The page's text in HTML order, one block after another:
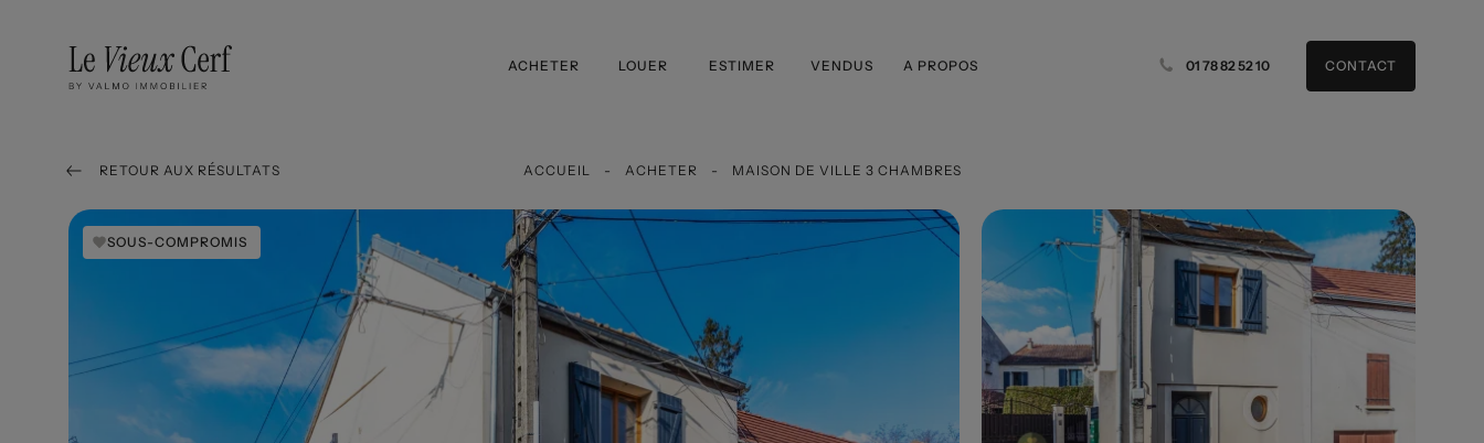
ACHETER LOUER ESTIMER VENDUS A PROPOS 01 78 82 52 10 CONTACT
ACCUEIL ACHETER MAISON DE VILLE 3 CHAMBRES
RETOUR AUX RÉSULTATS
SOUS-COMPROMIS